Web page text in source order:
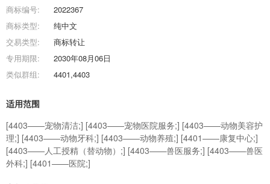
商标编号:
2022367
商标类型:
纯中文
交易类型:
商标转让
专用期限:
2030年08月06日
类似群组:
4401,4403
适用范围
[4403——宠物清洁;] [4403——宠物医院服务;] [4403——动物美容护
理;] [4403——动物牙科;] [4403——动物养殖;] [4401——康复中心;]
[4403——人工授精（替动物）;] [4403——兽医服务;] [4403——兽医
外科;] [4401——医院;]